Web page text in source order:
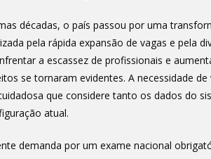
décadas, o país passou por uma
pela rápida expansão de vagas e pela
a escassez de profissionais e
se tornaram evidentes. A necessidade
que considere tanto os dados do
atual.
demanda por um exame nacional